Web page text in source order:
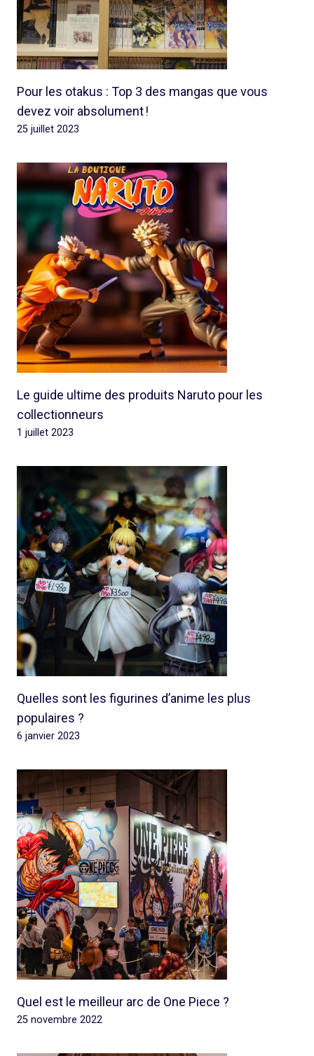
Pour les otakus : Top 3 des mangas que vous
devez voir absolument !
25 juillet 2023
Le guide ultime des produits Naruto pour les
collectionneurs
1 juillet 2023
Quelles sont les figurines d’anime les plus
populaires ?
6 janvier 2023
Quel est le meilleur arc de One Piece ?
25 novembre 2022